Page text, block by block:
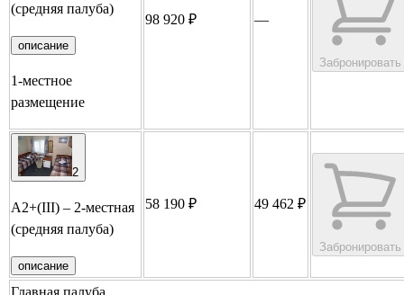
(средняя палуба)
описание
1-местное
размещение
98 920 ₽ —
Забронировать
2
А2+(III) – 2-местная
(средняя палуба)
описание
58 190 ₽ 49 462 ₽
Забронировать